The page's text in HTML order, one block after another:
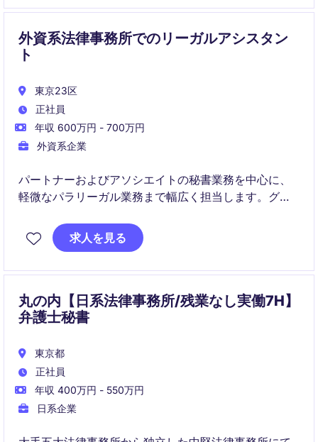
外資系法律事務所でのリーガルアシスタン
ト
東京23区
正社員
年収 600万円 - 700万円
外資系企業
パートナーおよびアソシエイトの秘書業務を中心に、
軽微なパラリーガル業務まで幅広く担当します。グロ
料作成までスピード感のある環境で活躍いただけま
す。
求人を見る
丸の内【日系法律事務所/残業なし実働7H】
弁護士秘書
東京都
正社員
年収 400万円 - 550万円
日系企業